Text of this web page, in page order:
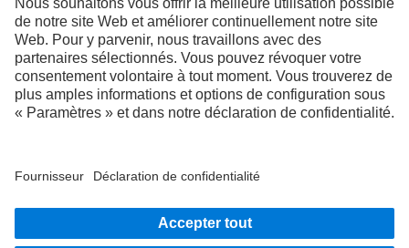
Échangez maintenant vos expériences avec d’autres routiers
et routières.
Montez à bord
DE
FR IT